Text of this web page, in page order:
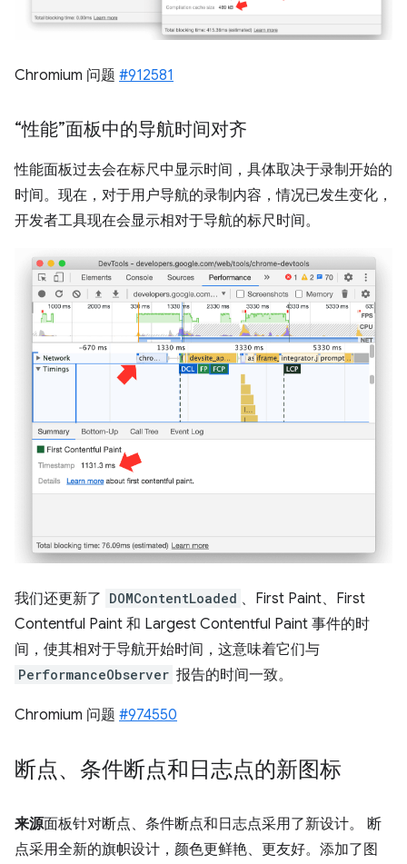
Chromium 问题 #912581
“性能”面板中的导航时间对齐
性能面板过去会在标尺中显示时间，具体取决于录制开始的
时间。现在，对于用户导航的录制内容，情况已发生变化，
开发者工具现在会显示相对于导航的标尺时间。
我们还更新了 DOMContentLoaded 、First Paint、First
Contentful Paint 和 Largest Contentful Paint 事件的时
间，使其相对于导航开始时间，这意味着它们与
PerformanceObserver 报告的时间一致。
Chromium 问题 #974550
断点、条件断点和日志点的新图标
来源面板针对断点、条件断点和日志点采用了新设计。 断
点采用全新的旗帜设计，颜色更鲜艳、更友好。添加了图